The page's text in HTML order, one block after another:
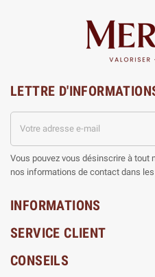
LETTRE
Vous pouvez vous désinscrire à tout
nos informations de contact dans
INFORMATIONS
SERVICE CLIENT
CONSEILS